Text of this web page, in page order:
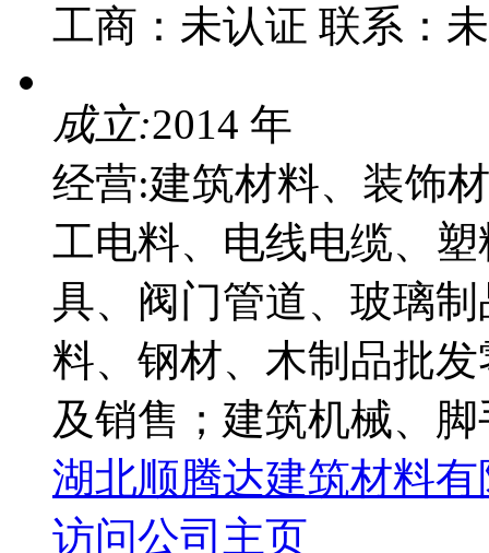
工商： 未认证 联系：
成立:2014 年
经营:建筑材料、装饰
工电料、电线电缆、
具、阀门管道、玻璃
料、钢材、木制品批
及销售；建筑机械、
湖北顺腾达建筑材料
访问公司主页